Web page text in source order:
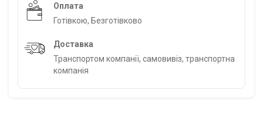
Оплата
Готівкою, Безготівково
Доставка
Транспортом компанії, самовивіз, транспортна
компанія